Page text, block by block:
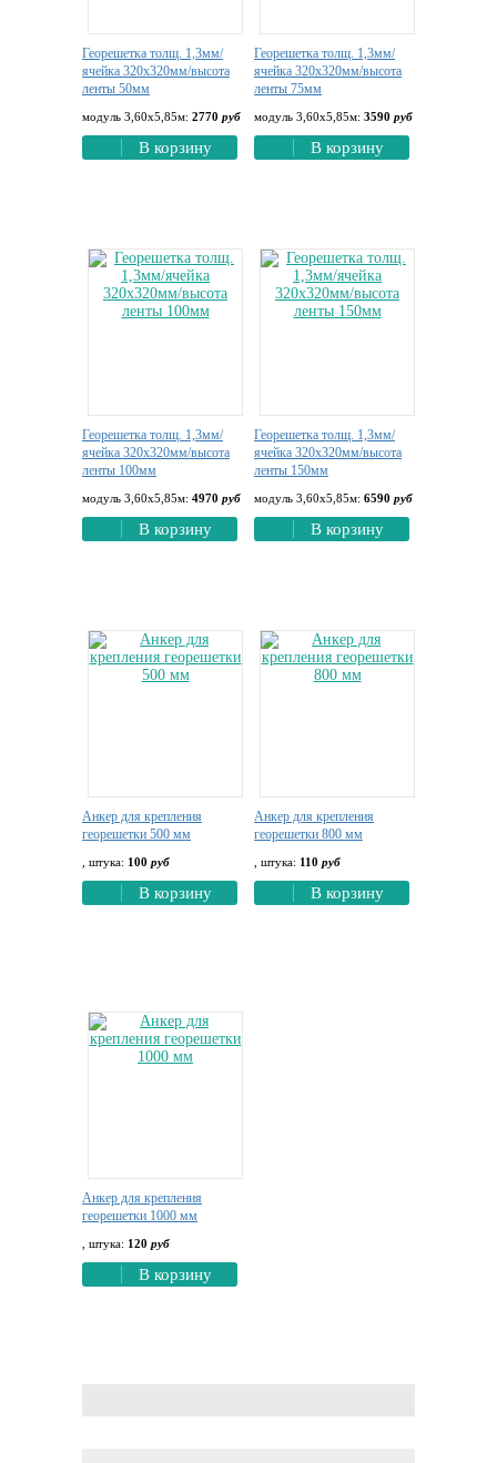
Георешетка толщ. 1,3мм/
ячейка 320х320мм/высота
ленты 50мм
модуль 3,60х5,85м: 2770 руб
В корзину
Георешетка толщ. 1,3мм/
ячейка 320х320мм/высота
ленты 75мм
модуль 3,60х5,85м: 3590 руб
В корзину
Георешетка толщ. 1,3мм/
ячейка 320х320мм/высота
ленты 100мм
модуль 3,60х5,85м: 4970 руб
В корзину
Георешетка толщ. 1,3мм/
ячейка 320х320мм/высота
ленты 150мм
модуль 3,60х5,85м: 6590 руб
В корзину
Анкер для крепления
георешетки 500 мм
, штука: 100 руб
В корзину
Анкер для крепления
георешетки 800 мм
, штука: 110 руб
В корзину
Анкер для крепления
георешетки 1000 мм
, штука: 120 руб
В корзину